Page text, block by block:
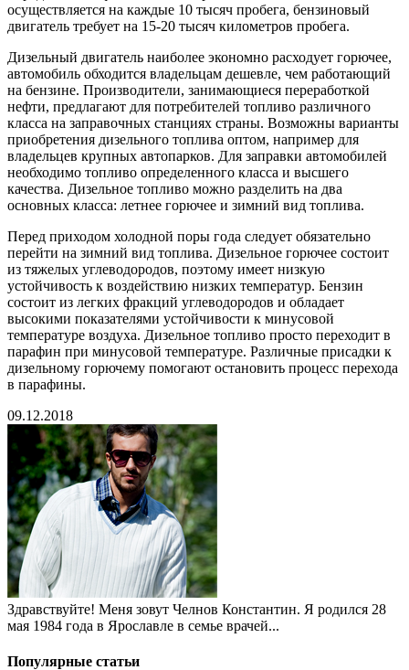
осуществляется на каждые 10 тысяч пробега, бензиновый
двигатель требует на 15-20 тысяч километров пробега.
Дизельный двигатель наиболее экономно расходует горючее,
автомобиль обходится владельцам дешевле, чем работающий
на бензине. Производители, занимающиеся переработкой
нефти, предлагают для потребителей топливо различного
класса на заправочных станциях страны. Возможны варианты
приобретения дизельного топлива оптом, например для
владельцев крупных автопарков. Для заправки автомобилей
необходимо топливо определенного класса и высшего
качества. Дизельное топливо можно разделить на два
основных класса: летнее горючее и зимний вид топлива.
Перед приходом холодной поры года следует обязательно
перейти на зимний вид топлива. Дизельное горючее состоит
из тяжелых углеводородов, поэтому имеет низкую
устойчивость к воздействию низких температур. Бензин
состоит из легких фракций углеводородов и обладает
высокими показателями устойчивости к минусовой
температуре воздуха. Дизельное топливо просто переходит в
парафин при минусовой температуре. Различные присадки к
дизельному горючему помогают остановить процесс перехода
в парафины.
09.12.2018
Здравствуйте! Меня зовут Челнов Константин. Я родился 28
мая 1984 года в Ярославле в семье врачей...
Популярные статьи